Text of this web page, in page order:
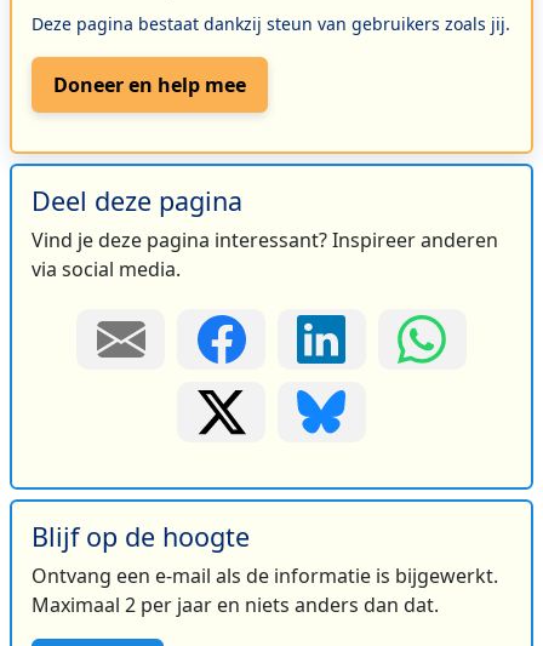
Deze pagina bestaat dankzij steun van gebruikers zoals jij.
Doneer en help mee
Deel deze pagina
Vind je deze pagina interessant? Inspireer anderen
via social media.
Blijf op de hoogte
Ontvang een e-mail als de informatie is bijgewerkt.
Maximaal 2 per jaar en niets anders dan dat.